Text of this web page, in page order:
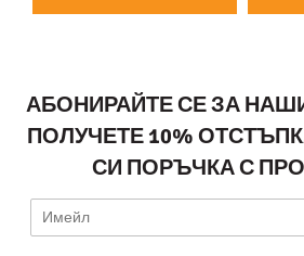
АБОНИРАЙТЕ СЕ ЗА
ПОЛУЧЕТЕ 10%
СИ ПОРЪЧКА С